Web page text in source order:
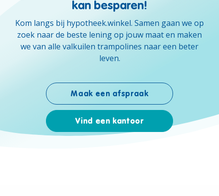
kan besparen!
Kom langs bij hypotheek.winkel. Samen gaan we op
zoek naar de beste lening op jouw maat en maken
we van alle valkuilen trampolines naar een beter
leven.
Maak een afspraak
Vind een kantoor